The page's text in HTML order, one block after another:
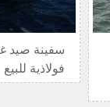
فولاذية للبيع